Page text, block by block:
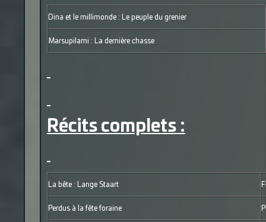
Dina et le millimonde : Le peuple du grenier
Marsupilami : La dernière chasse
Récits complets :
La bête : Lange Staart
Perdus à la fête foraine